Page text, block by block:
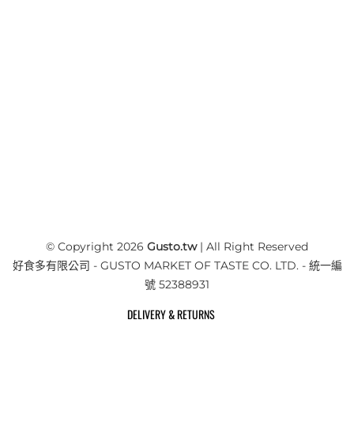
© Copyright 2026 Gusto.tw| All Right Reserved
好食多有限公司 - GUSTO MARKET OF TASTE CO. LTD. - 統一編
號 52388931
DELIVERY & RETURNS